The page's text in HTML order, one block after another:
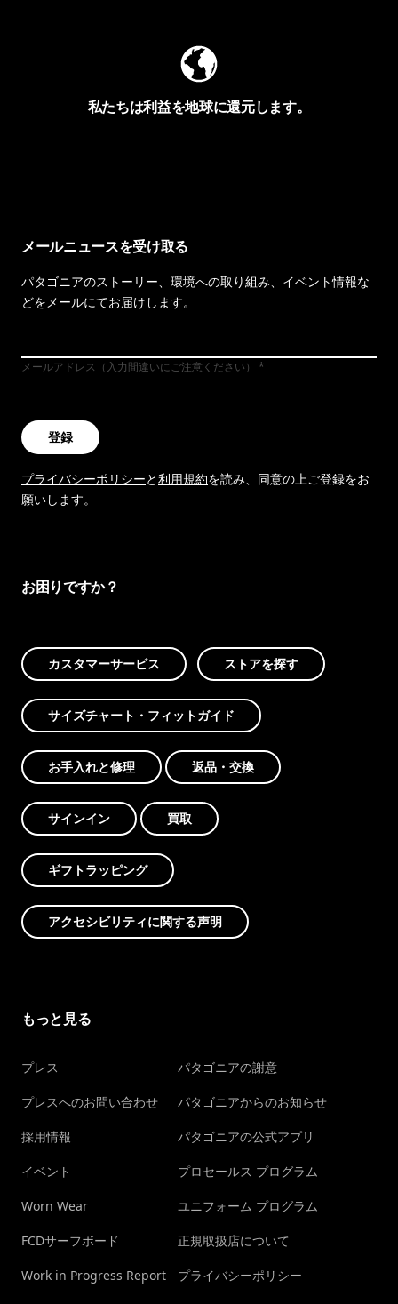
私たちは利益を地球に還元します。
メールニュースを受け取る
パタゴニアのストーリー、環境への取り組み、イベント情報な
どをメールにてお届けします。
メールアドレス（入力間違いにご注意ください）
登録
プライバシーポリシーと利用規約を読み、同意の上ご登録をお
願いします。
お困りですか？
カスタマーサービス ストアを探す
サイズチャート・フィットガイド
お手入れと修理 返品・交換
サインイン 買取
ギフトラッピング
アクセシビリティに関する声明
もっと見る
プレス
プレスへのお問い合わせ
採用情報
イベント
Worn Wear
FCDサーフボード
Work in Progress Report
パタゴニアの謝意
パタゴニアからのお知らせ
パタゴニアの公式アプリ
プロセールス プログラム
ユニフォーム プログラム
正規取扱店について
プライバシーポリシー